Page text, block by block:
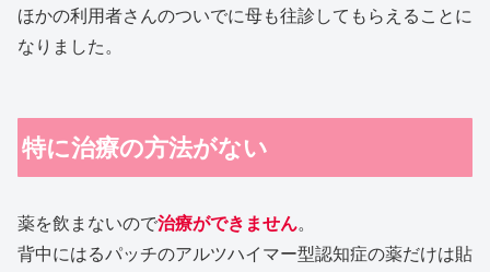
ほかの利用者さんのついでに母も往診してもらえることに
なりました。
特に治療の方法がない
薬を飲まないので治療ができません。
背中にはるパッチのアルツハイマー型認知症の薬だけは貼